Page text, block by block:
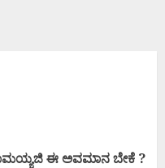
ಈ ಅವಮಾನ ಬೇಕೆ ?